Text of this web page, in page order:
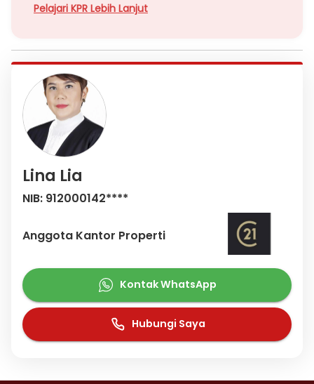
Pelajari KPR Lebih Lanjut
Lina Lia
NIB: 912000142****
Anggota Kantor Properti
Kontak WhatsApp
Hubungi Saya